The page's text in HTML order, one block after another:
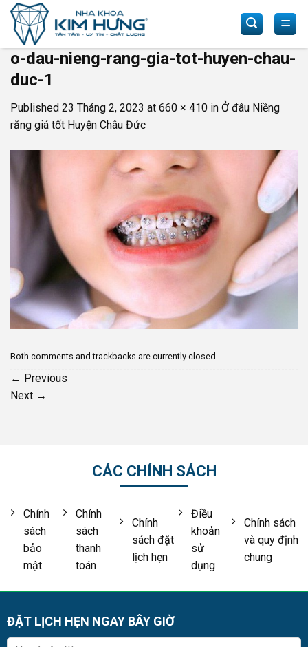
Skip
content
o-dau-nieng-rang-gia-tot-huyen-chau-
duc-1
Published 23 Tháng 2, 2023 at 660 × 410 in Ở đâu Niềng
răng giá tốt Huyện Châu Đức
Both comments and trackbacks are currently closed.
← Previous
Next →
CÁC CHÍNH SÁCH
Chính
sách
bảo
mật
Chính
sách
thanh
toán
Chính
sách đặt
lịch hẹn
Điều
khoản
sử
dụng
Chính sách
và quy định
chung
ĐẶT LỊCH HẸN NGAY BÂY GIỜ